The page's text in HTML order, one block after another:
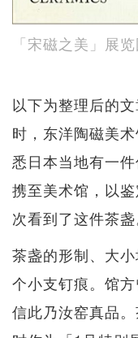
「宋磁之美」展
以下为整理后的
时，东洋陶磁美
悉日本当地有一
携至美术馆，以
次看到了这件茶盏
茶盏的形制、大
个小支钉痕。馆
信此乃汝窑真品